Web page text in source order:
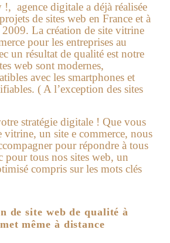
agence digitale a déjà réalisée
de sites web en France et à
2009. La création de site vitrine
pour les entreprises au
un résultat de qualité est notre
web sont modernes,
avec les smartphones et
( A l’exception des sites
stratégie digitale ! Que vous
vitrine, un site e commerce, nous
pour répondre à tous
pour tous nos sites web, un
compris sur les mots clés
de site web de qualité à
même à distance